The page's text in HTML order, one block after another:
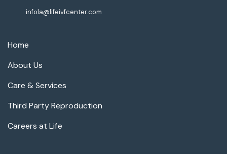
Home
About Us
Care & Services
Third Party Reproduction
Careers at Life
infola@lifeivfcenter.com